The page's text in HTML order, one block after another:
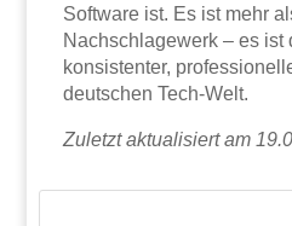
Software ist. Es ist mehr
Nachschlagewerk – es ist
konsistenter,
deutschen Tech-Welt.
Zuletzt aktualisiert am